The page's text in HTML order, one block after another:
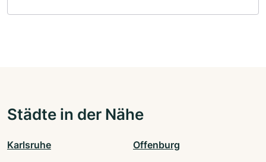
Städte in der Nähe
Karlsruhe Offenburg